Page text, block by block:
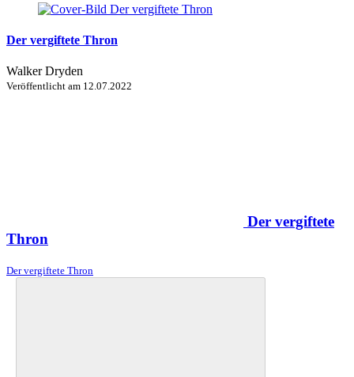
Der vergiftete Thron
Walker Dryden
Veröffentlicht am 12.07.2022
Der vergiftete
Thron
Der vergiftete Thron